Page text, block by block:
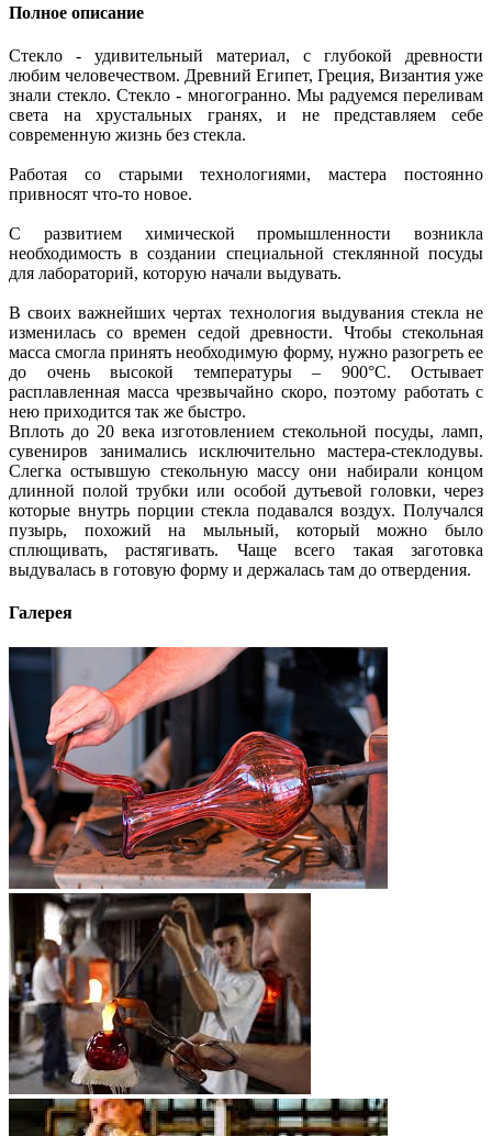
Полное описание
Стекло - удивительный материал, с глубокой древности
любим человечеством. Древний Египет, Греция, Византия уже
знали стекло. Стекло - многогранно. Мы радуемся переливам
света на хрустальных гранях, и не представляем себе
современную жизнь без стекла.
Работая со старыми технологиями, мастера постоянно
привносят что-то новое.
С развитием химической промышленности возникла
необходимость в создании специальной стеклянной посуды
для лабораторий, которую начали выдувать.
В своих важнейших чертах технология выдувания стекла не
изменилась со времен седой древности. Чтобы стекольная
масса смогла принять необходимую форму, нужно разогреть ее
до очень высокой температуры – 900°С. Остывает
расплавленная масса чрезвычайно скоро, поэтому работать с
нею приходится так же быстро.
Вплоть до 20 века изготовлением стекольной посуды, ламп,
сувениров занимались исключительно мастера-стеклодувы.
Слегка остывшую стекольную массу они набирали концом
длинной полой трубки или особой дутьевой головки, через
которые внутрь порции стекла подавался воздух. Получался
пузырь, похожий на мыльный, который можно было
сплющивать, растягивать. Чаще всего такая заготовка
выдувалась в готовую форму и держалась там до отвердения.
Галерея